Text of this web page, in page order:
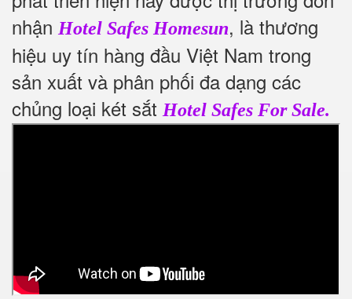
nhận Hotel Safes Homesun, là thương
hiệu uy tín hàng đầu Việt Nam trong
sản xuất và phân phối đa dạng các
chủng loại két sắt Hotel Safes For Sale.